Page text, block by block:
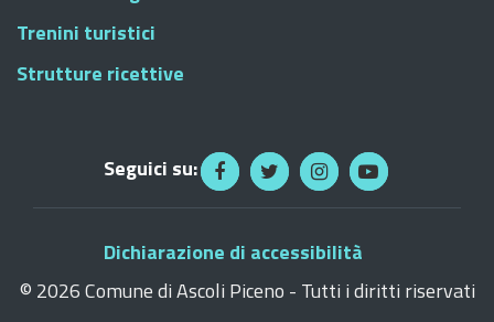
Trenini turistici
Strutture ricettive
Seguici su:
Dichiarazione di accessibilità
© 2026 Comune di Ascoli Piceno - Tutti i diritti riservati